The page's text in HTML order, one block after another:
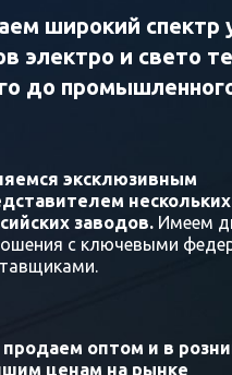
широкий спектр
электро и свето
до
эксклюзивным
нескольких
заводов. Имеем
с ключевыми
оптом и в
ценам на рынке